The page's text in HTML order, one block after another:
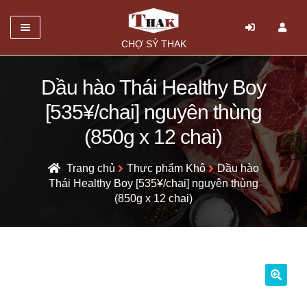
CHỢ SỶ THAK
Danh mục
Mở
rộng
menu
con
LIÊN HỆ
Dầu hào Thái Healthy Boy
[535¥/chai] nguyên thùng
(850g x 12 chai)
Trang chủ Thực phẩm Khô
Dầu hào
Thái Healthy Boy [535¥/chai] nguyên thùng
(850g x 12 chai)